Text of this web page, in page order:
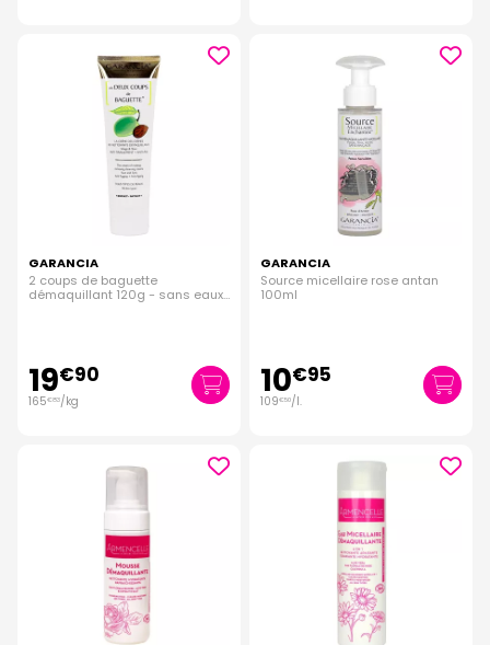
GARANCIA
2 coups de baguette
démaquillant 120g - sans eaux
19€90
165€83/kg
GARANCIA
Source micellaire rose antan
100ml
10€95
109€50/l.